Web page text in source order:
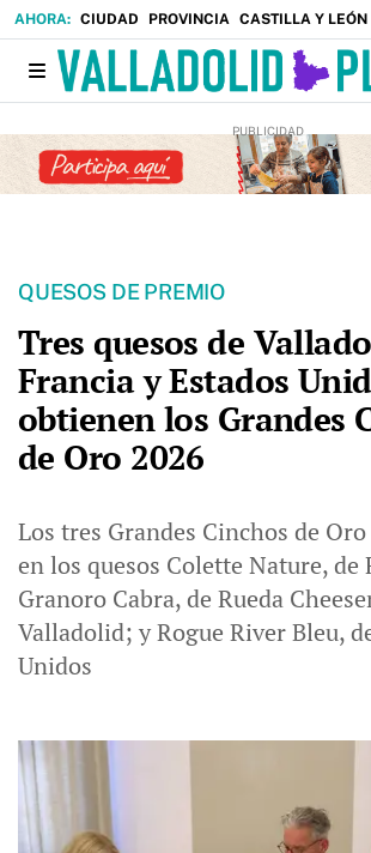
CIUDAD PROVINCIA CASTILLA Y LEÓN
QUESOS DE PREMIO
Tres quesos de
Francia y Estados
obtienen los Grandes
de Oro 2026
Los tres Grandes Cinchos de
en los quesos Colette Nature, de
Granoro Cabra, de Rueda
Valladolid; y Rogue River Bleu,
Unidos